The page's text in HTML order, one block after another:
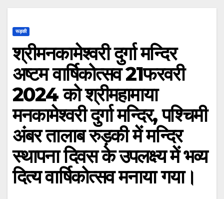
रूड़की
श्रीमनकामेश्वरी दुर्गा मन्दिर
अष्टम वार्षिकोत्सव 21फरवरी
2024 को श्रीमहामाया
मनकामेश्वरी दुर्गा मन्दिर, पश्चिमी
अंबर तालाब रुड़की में मन्दिर
स्थापना दिवस के उपलक्ष्य में भव्य
दित्य वार्षिकोत्सव मनाया गया।